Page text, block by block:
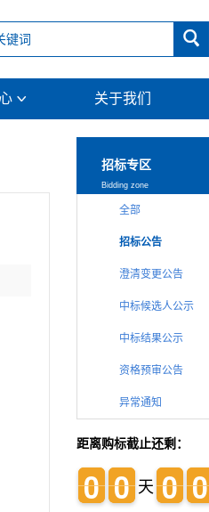

 关于我们
招标专区
Bidding zone
全部
招标公告
澄清变更公告
中标候选人公示
中标结果公示
资格预审公告
异常通知
距离购标截止还剩：
0
0
0
0 0
0
0
0 天 0
0
0
0 0
0
0
0